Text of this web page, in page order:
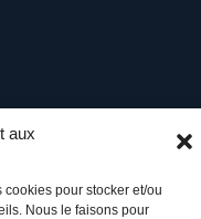
aux
pour stocker et/ou
Nous le faisons pour